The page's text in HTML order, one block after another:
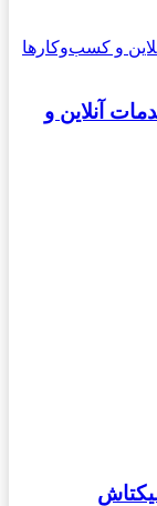
و کسب‌وکارها
آنلاین و